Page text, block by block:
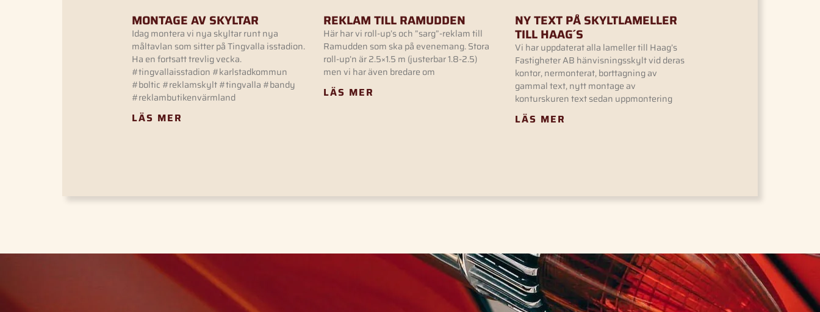
MONTAGE AV SKYLTAR
Idag montera vi nya skyltar runt nya
måltavlan som sitter på Tingvalla isstadion.
Ha en fortsatt trevlig vecka.
#tingvallaisstadion #karlstadkommun
#boltic #reklamskylt #tingvalla #bandy
#reklambutikenvärmland
LÄS MER
REKLAM TILL RAMUDDEN
Här har vi roll-up’s och ”sarg”-reklam till
Ramudden som ska på evenemang. Stora
roll-up’n är 2.5×1.5 m (justerbar 1.8-2.5)
men vi har även bredare om
LÄS MER
NY TEXT PÅ SKYLTLAMELLER
TILL HAAG´S
Vi har uppdaterat alla lameller till Haag’s
Fastigheter AB hänvisningsskylt vid deras
kontor, nermonterat, borttagning av
gammal text, nytt montage av
konturskuren text sedan uppmontering
LÄS MER